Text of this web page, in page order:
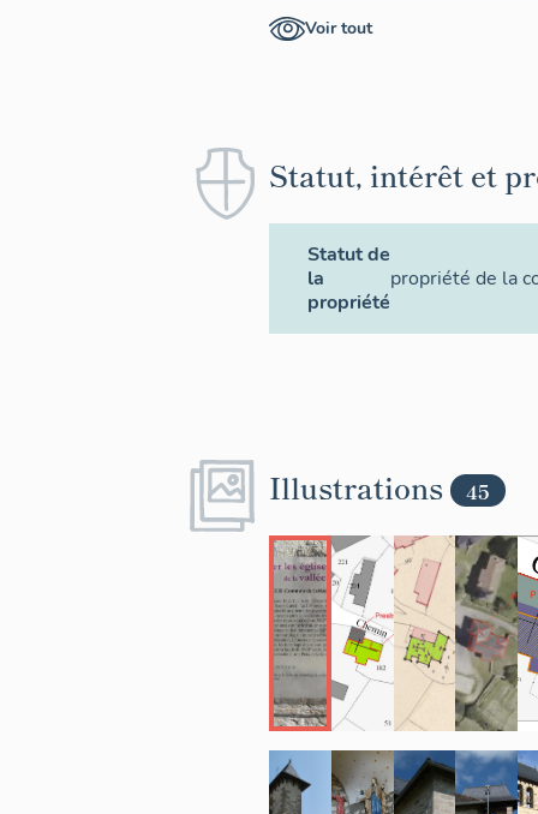
Voir tout
Statut, intérêt et
Statut de
la
propriété
propriété de la
Illustrations 45